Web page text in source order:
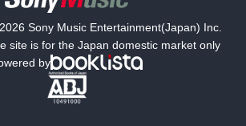
海外小説
SF
文学
Sony Music Entertainment(Japan) Inc.
site is for the Japan domestic market only
by